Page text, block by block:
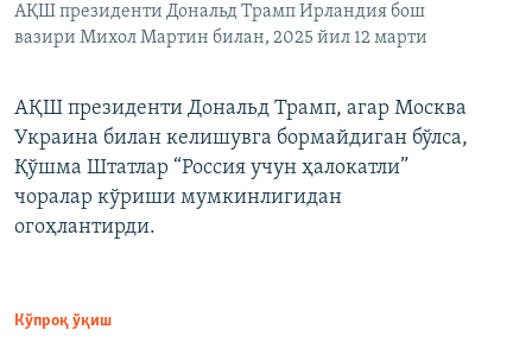
АҚШ президенти Дональд Трамп Ирландия бош
вазири Михол Мартин билан, 2025 йил 12 марти
АҚШ президенти Дональд Трамп, агар Москва
Украина билан келишувга бормайдиган бўлса,
Қўшма Штатлар “Россия учун ҳалокатли”
чоралар кўриши мумкинлигидан
огоҳлантирди.
Кўпроқ ўқиш